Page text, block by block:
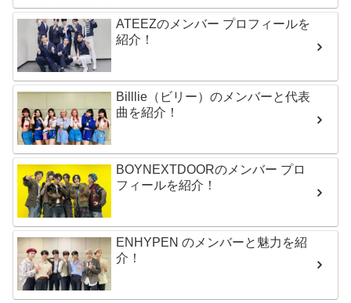
ATEEZのメンバー プロフィールを
紹介！
Billlie（ビリー）のメンバーと代表
曲を紹介！
BOYNEXTDOORのメンバー プロ
フィールを紹介！
ENHYPEN のメンバーと魅力を紹
介！